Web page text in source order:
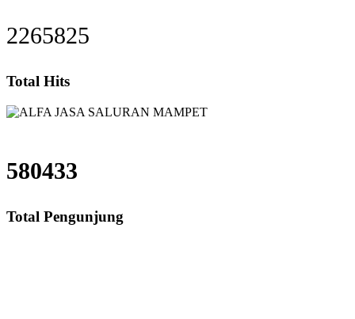
2265825
Total Hits
580433
Total Pengunjung